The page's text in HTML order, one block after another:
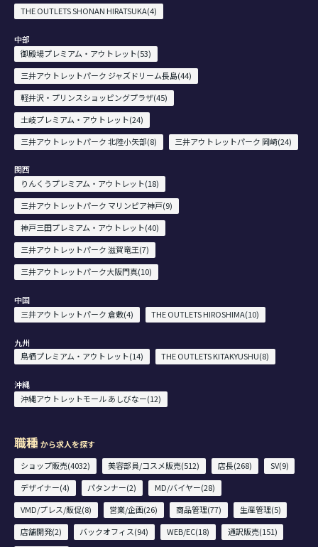
THE OUTLETS SHONAN HIRATSUKA(4)
中部
御殿場プレミアム・アウトレット(53)
三井アウトレットパーク ジャズドリーム長島(44)
軽井沢・プリンスショッピングプラザ(45)
土岐プレミアム・アウトレット(24)
三井アウトレットパーク 北陸小矢部(8)
三井アウトレットパーク 岡崎(24)
関西
りんくうプレミアム・アウトレット(18)
三井アウトレットパーク マリンピア神戸(9)
神戸三田プレミアム・アウトレット(40)
三井アウトレットパーク 滋賀竜王(7)
三井アウトレットパーク大阪門真(10)
中国
三井アウトレットパーク 倉敷(4)
THE OUTLETS HIROSHIMA(10)
九州
鳥栖プレミアム・アウトレット(14)
THE OUTLETS KITAKYUSHU(8)
沖縄
沖縄アウトレットモール あしびなー(12)
職種 から求人を探す
ショップ販売(4032)
美容部員/コスメ販売(512) 店長(268)
SV(9)
デザイナー(4)
パタンナー(2)
MD/バイヤー(28)
VMD/プレス/販促(8)
営業/企画(26) 商品管理(77)
生産管理(5)
店舗開発(2)
バックオフィス(94) WEB/EC(18)
通訳販売(151)